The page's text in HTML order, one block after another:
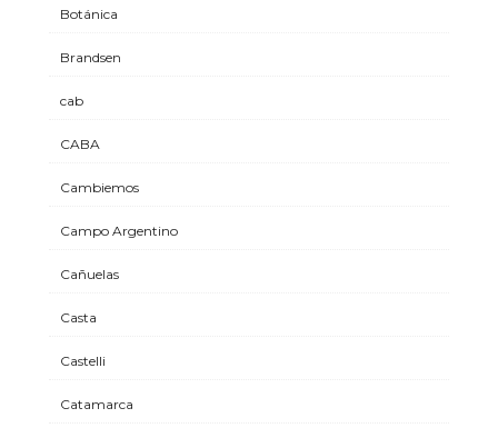
Botánica
Brandsen
cab
CABA
Cambiemos
Campo Argentino
Cañuelas
Casta
Castelli
Catamarca